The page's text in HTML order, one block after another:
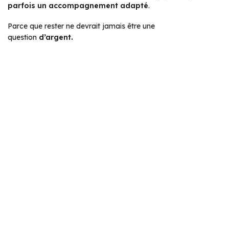
parfois un accompagnement adapté.
Parce que rester ne devrait jamais être une
question d’argent.